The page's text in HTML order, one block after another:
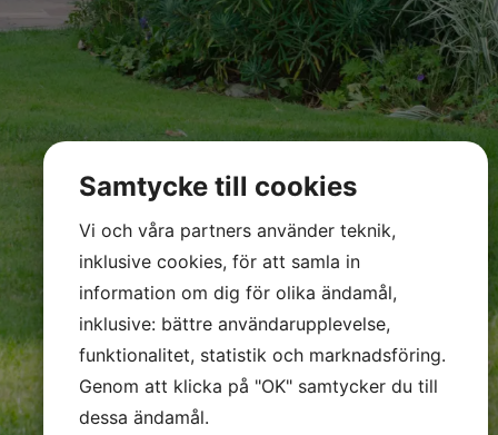
Samtycke till cookies
Vi och våra partners använder teknik,
inklusive cookies, för att samla in
information om dig för olika ändamål,
inklusive: bättre användarupplevelse,
funktionalitet, statistik och marknadsföring.
Genom att klicka på "OK" samtycker du till
dessa ändamål.